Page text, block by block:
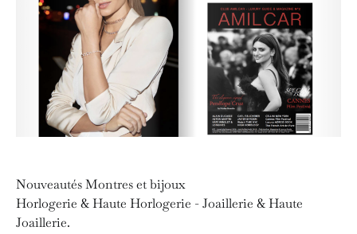
Nouveautés Montres et bijoux
Horlogerie & Haute Horlogerie - Joaillerie & Haute
Joaillerie.